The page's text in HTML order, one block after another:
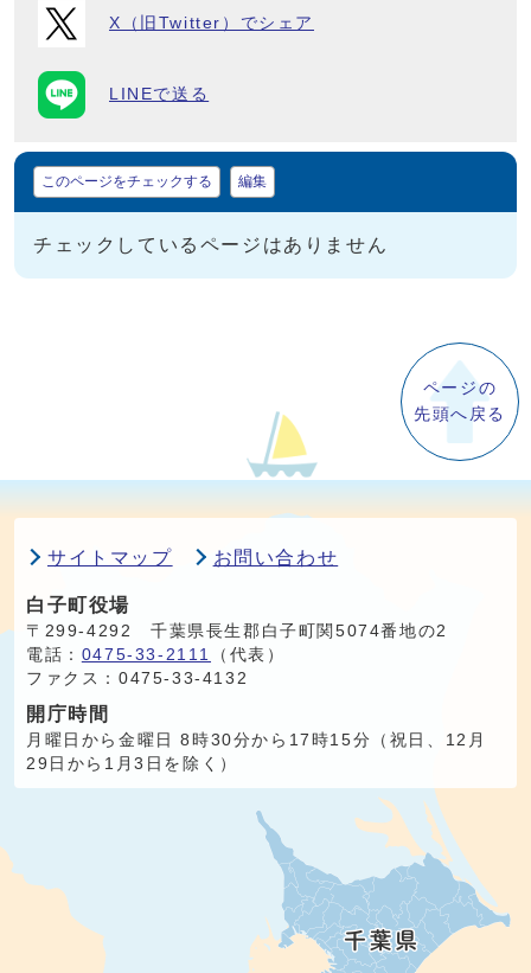
X（旧Twitter）でシェア
LINEで送る
マイページ
このページをチェックする 編集
チェックしているページはありません
ページの
先頭へ戻る
サイトマップ お問い合わせ
白子町役場
〒299-4292 千葉県長生郡白子町関5074番地の2
電話： 0475-33-2111
（代表）
ファクス：0475-33-4132
開庁時間
月曜日から金曜日 8時30分から17時15分（祝日、12月
29日から1月3日を除く）